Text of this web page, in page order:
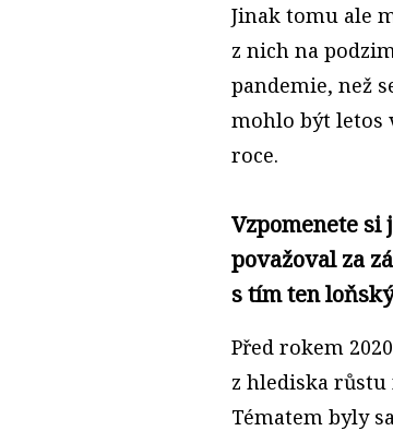
Jinak tomu ale
z nich na
pandemie, než
mohlo být letos
roce.
Vzpomenete si
považoval za
s tím ten
Před rokem
z hlediska růstu
Tématem byly